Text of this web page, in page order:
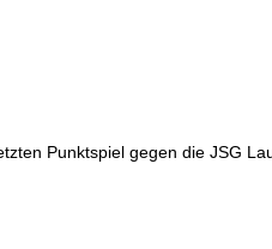
Punktspiel gegen die JSG